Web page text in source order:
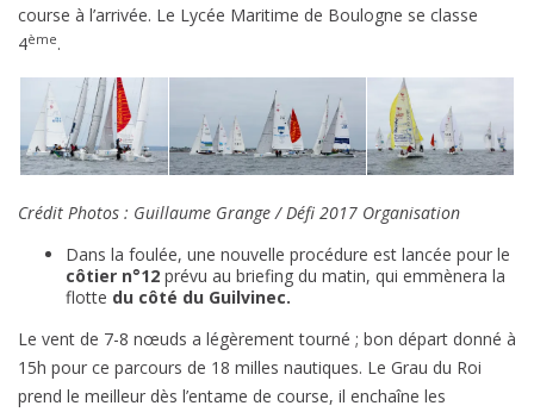
course à l’arrivée. Le Lycée Maritime de Boulogne se classe
4ème.
Crédit Photos : Guillaume Grange / Défi 2017 Organisation
Dans la foulée, une nouvelle procédure est lancée pour le
côtier n°12 prévu au briefing du matin, qui emmènera la
flotte du côté du Guilvinec.
Le vent de 7-8 nœuds a légèrement tourné ; bon départ donné à
15h pour ce parcours de 18 milles nautiques. Le Grau du Roi
prend le meilleur dès l’entame de course, il enchaîne les